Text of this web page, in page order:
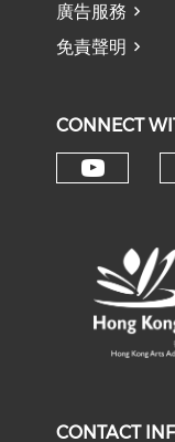
廣告服務
免責聲明
CONNECT
CONTACT